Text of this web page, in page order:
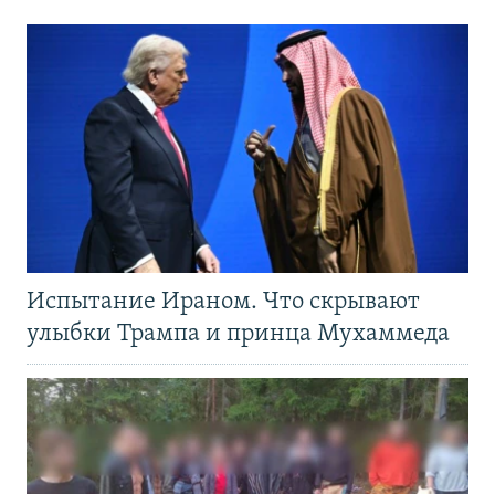
Испытание Ираном. Что скрывают
улыбки Трампа и принца Мухаммеда